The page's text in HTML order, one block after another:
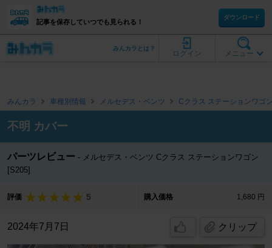
記事を保存していつでも見られる！
ダウンロード
メニュー
ログイン
みんカラとは？
みんカラ 車種別情報 メルセデス・ベンツ Cクラス ステーションワゴ
不明 カバー
パーツレビュー
メルセデス・ベンツ Cクラス ステーションワゴン
[S205]
評価 5 購入価格 1,680 円
2024年7月7日 クリップ